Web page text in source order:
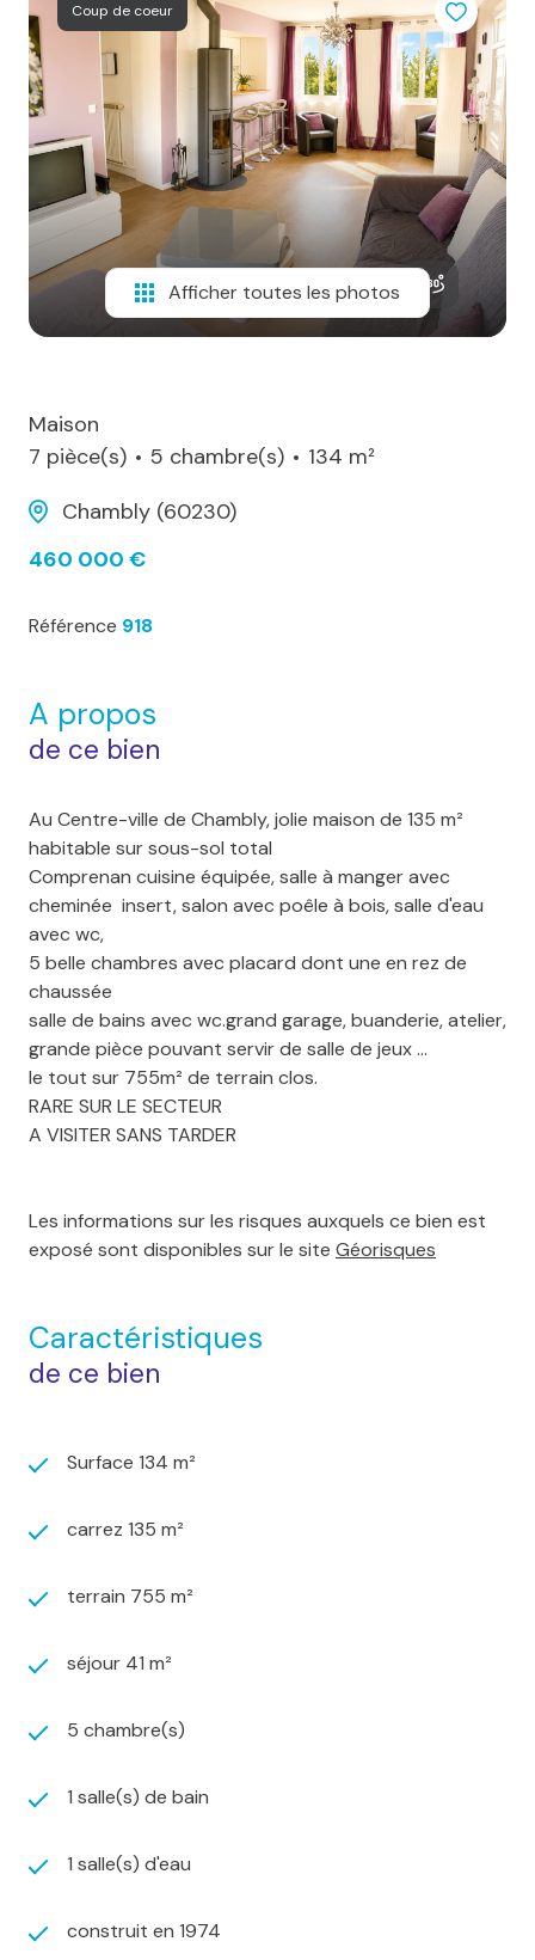
sommes-
nous
Alerte
e-
mail
Contact
Coup de coeur
Afficher toutes les photos
Maison
7 pièce(s)
5 chambre(s)
134 m²
Chambly (60230)
460 000 €
Référence 918
A propos
de ce bien
Au Centre-ville de Chambly, jolie maison de 135 m²
habitable sur sous-sol total
Comprenan cuisine équipée, salle à manger avec
cheminée insert, salon avec poêle à bois, salle d'eau
avec wc,
5 belle chambres avec placard dont une en rez de
chaussée
salle de bains avec wc.grand garage, buanderie, atelier,
grande pièce pouvant servir de salle de jeux ...
le tout sur 755m² de terrain clos.
RARE SUR LE SECTEUR
A VISITER SANS TARDER
Les informations sur les risques auxquels ce bien est
exposé sont disponibles sur le site Géorisques
Caractéristiques
de ce bien
Surface 134 m²
carrez 135 m²
terrain 755 m²
séjour 41 m²
5 chambre(s)
1 salle(s) de bain
1 salle(s) d'eau
construit en 1974